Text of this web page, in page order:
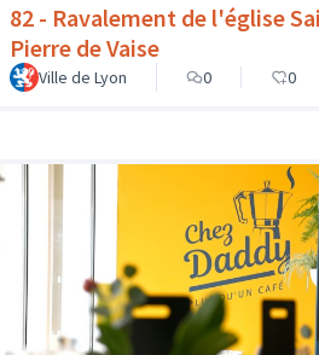
82 - Ravalement de l'église
Pierre de Vaise
Ville de Lyon 0 0